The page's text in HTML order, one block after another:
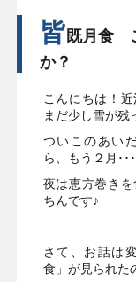
皆既月食
か？
こんにちは！
まだ少し雪が残
ついこのあい
ら、もう２月･･
夜は恵方巻き
ちんです♪
さて、お話は
食」が見られた